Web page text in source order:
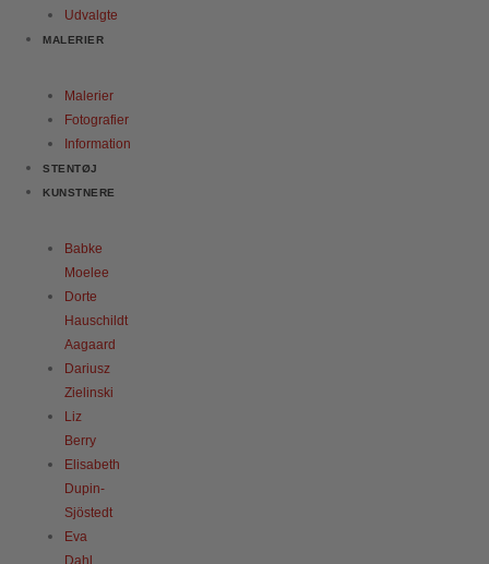
Udvalgte
MALERIER
Malerier
Fotografier
Information
STENTØJ
KUNSTNERE
Babke
Moelee
Dorte
Hauschildt
Aagaard
Dariusz
Zielinski
Liz
Berry
Elisabeth
Dupin-
Sjöstedt
Eva
Dahl